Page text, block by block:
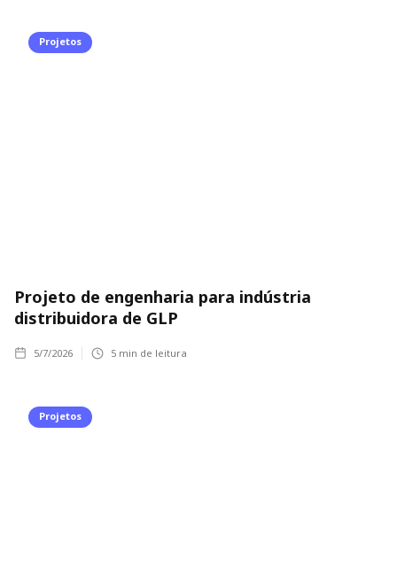
Projetos
Projeto de engenharia para indústria
distribuidora de GLP
5/7/2026 5 min de leitura
Projetos